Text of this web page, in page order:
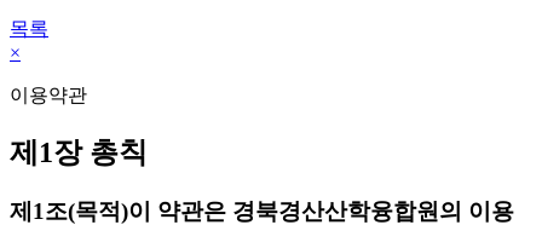
목록
×
이용약관
제1장 총칙
제1조(목적)이 약관은 경북경산산학융합원의 이용